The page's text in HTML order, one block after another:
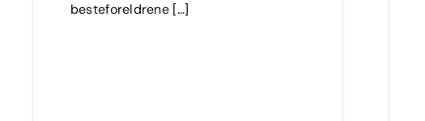
besteforeldrene [...]